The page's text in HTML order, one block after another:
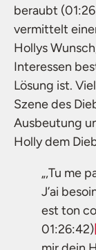
beraubt
vermittelt
Hollys
Interessen
Lösung ist.
Szene des
Ausbeutung
Holly dem
„,Tu me
J’ai
est ton
01:26:42)